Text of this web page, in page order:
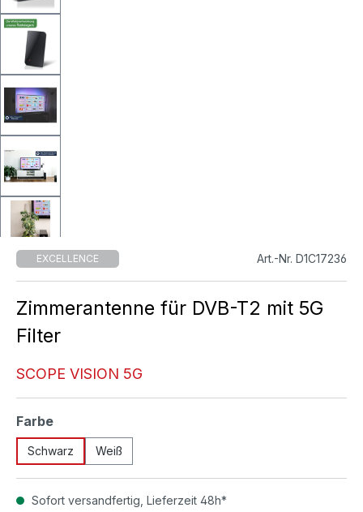
EXCELLENCE Art.-Nr. D1C17236
Zimmerantenne für DVB-T2 mit 5G
Filter
SCOPE VISION 5G
Farbeauswählen
Schwarz Weiß
Sofort versandfertig, Lieferzeit 48h*